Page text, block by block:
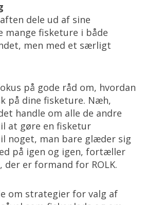
dele ud af sine
mange fisketure i både
men med et særligt
på gode råd om, hvordan
på dine fisketure. Næh,
handle om alle de andre
at gøre en fisketur
noget, man bare glæder sig
på igen og igen, fortæller
der er formand for ROLK.
om strategier for valg af